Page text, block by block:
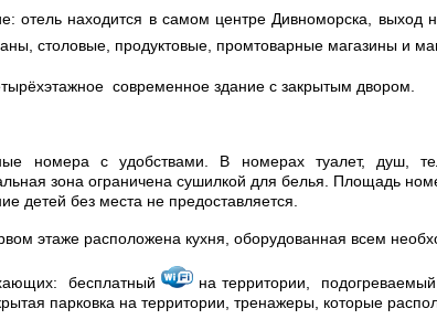
отель находится в самом центре Дивноморска,
столовые, продуктовые, промтоварные магазины и
современное здание с закрытым двором.
номера с удобствами. В номерах туалет, душ,
зона ограничена сушилкой для белья. Площадь
детей без места не предоставляется.
этаже расположена кухня, оборудованная всем
бесплатный
на территории,
парковка на территории, тренажеры, которые